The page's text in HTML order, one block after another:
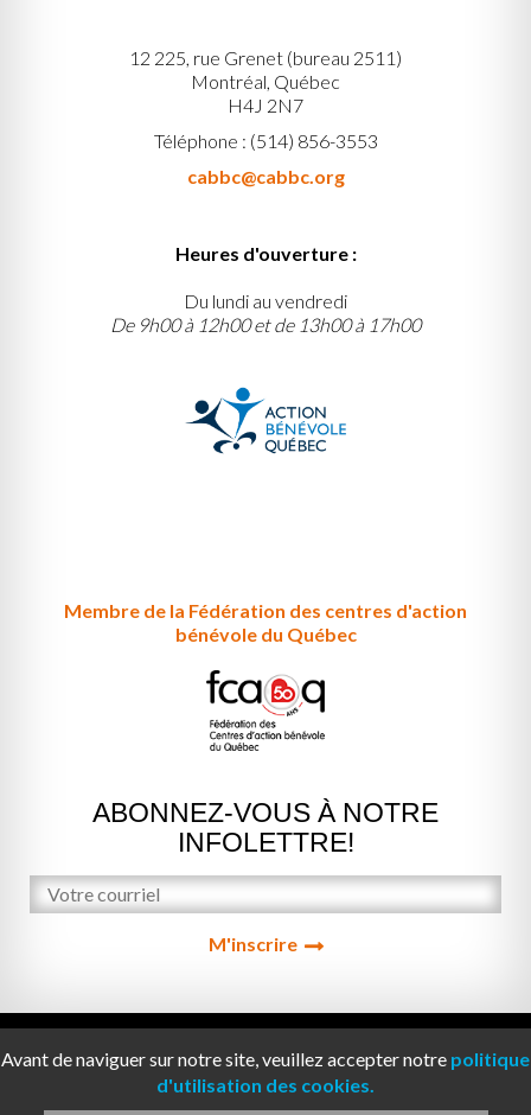
12 225, rue Grenet (bureau 2511)
Montréal, Québec
H4J 2N7
Téléphone : (514) 856-3553
cabbc@cabbc.org
Heures d'ouverture :
Du lundi au vendredi
De 9h00 à 12h00 et de 13h00 à 17h00
Membre de la Fédération des centres d'action
bénévole du Québec
ABONNEZ-VOUS À NOTRE
INFOLETTRE!
M'inscrire
Bordeaux-Cartierville | Tous droits réservés. |
Avant de naviguer sur notre site, veuillez accepter notre politique
d'utilisation des cookies.